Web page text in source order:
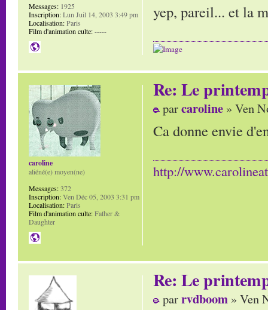
yep, pareil... et la
Messages: 1925
Inscription:Lun Juil 14, 2003 3:49 pm
Localisation:Paris
Film d'animation culte:-----
Re: Le
parcaroline » Ven
Ca donne envie
http://
caroline
aliéné(e) moyen(ne)
Messages:372
Inscription:Ven Déc 05, 2003 3:31 pm
Localisation:Paris
Film d'animation culte:Father &
Daughter
Re: Le
parrvdboom » Ven